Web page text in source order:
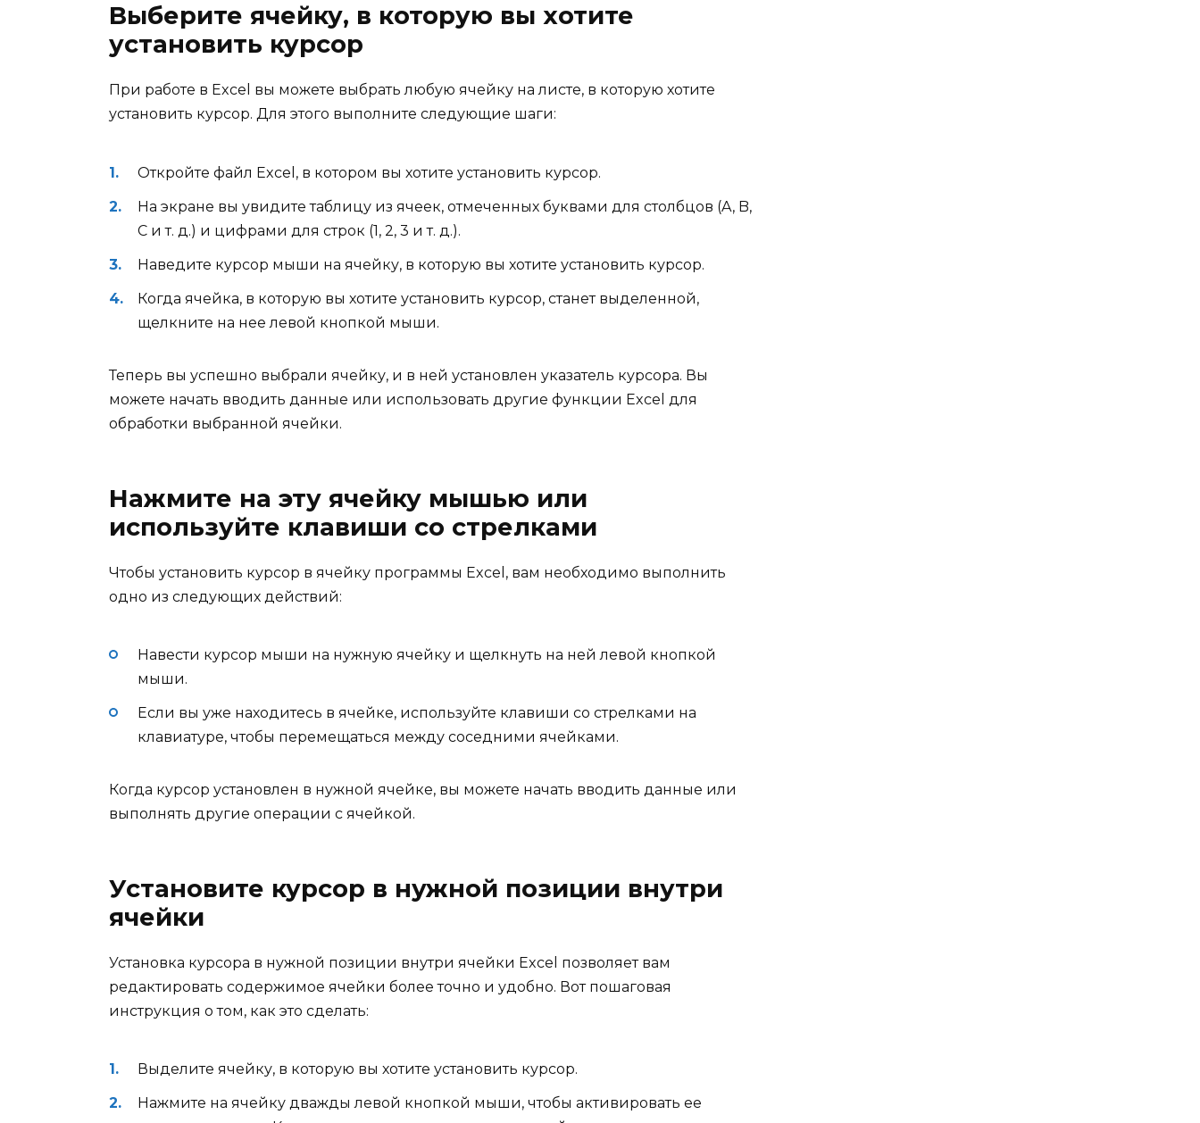
Выберите ячейку, в которую вы хотите
установить курсор
При работе в Excel вы можете выбрать любую ячейку на листе, в которую хотите
установить курсор. Для этого выполните следующие шаги:
Откройте файл Excel, в котором вы хотите установить курсор.
На экране вы увидите таблицу из ячеек, отмеченных буквами для столбцов (A, B,
C и т. д.) и цифрами для строк (1, 2, 3 и т. д.).
Наведите курсор мыши на ячейку, в которую вы хотите установить курсор.
Когда ячейка, в которую вы хотите установить курсор, станет выделенной,
щелкните на нее левой кнопкой мыши.
Теперь вы успешно выбрали ячейку, и в ней установлен указатель курсора. Вы
можете начать вводить данные или использовать другие функции Excel для
обработки выбранной ячейки.
Нажмите на эту ячейку мышью или
используйте клавиши со стрелками
Чтобы установить курсор в ячейку программы Excel, вам необходимо выполнить
одно из следующих действий:
Навести курсор мыши на нужную ячейку и щелкнуть на ней левой кнопкой
мыши.
Если вы уже находитесь в ячейке, используйте клавиши со стрелками на
клавиатуре, чтобы перемещаться между соседними ячейками.
Когда курсор установлен в нужной ячейке, вы можете начать вводить данные или
выполнять другие операции с ячейкой.
Установите курсор в нужной позиции внутри
ячейки
Установка курсора в нужной позиции внутри ячейки Excel позволяет вам
редактировать содержимое ячейки более точно и удобно. Вот пошаговая
инструкция о том, как это сделать:
Выделите ячейку, в которую вы хотите установить курсор.
Нажмите на ячейку дважды левой кнопкой мыши, чтобы активировать ее